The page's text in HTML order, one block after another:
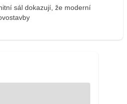
sál dokazují, že moderní